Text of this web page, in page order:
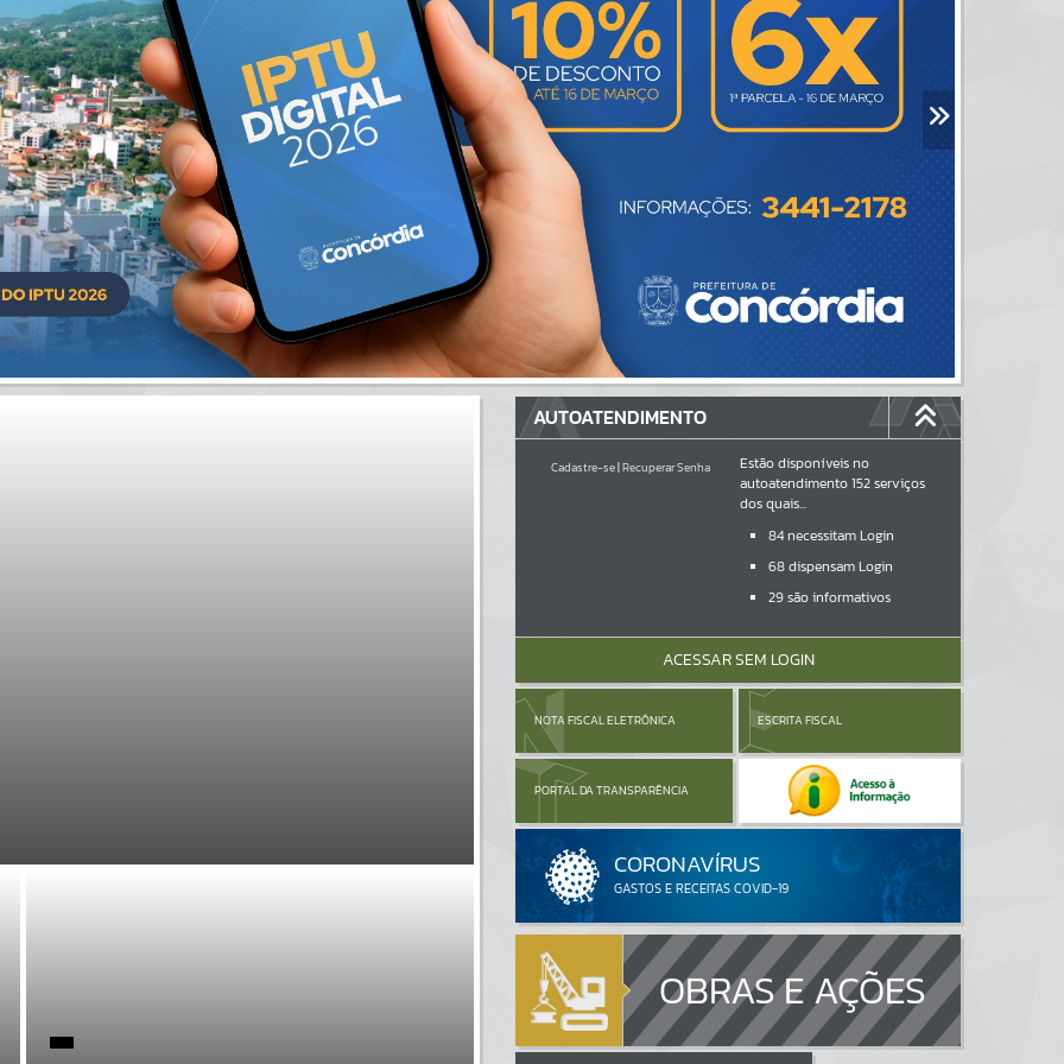
AUTOATENDIMENTO
Cadastre-se|Recuperar Senha
Estão disponíveis no
autoatendimento152serviços
dos quais...
84necessitam Login
68dispensam Login
29são informativos
ACESSAR SEM LOGIN
NOTA FISCAL ELETRÔNICA ESCRITA FISCAL
PORTAL DA TRANSPARÊNCIA
OBRAS E AÇÕES